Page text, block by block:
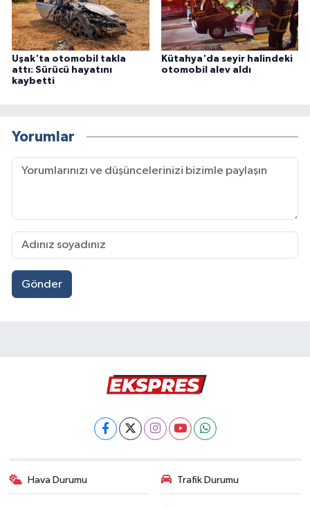
Uşak'ta otomobil takla
attı: Sürücü hayatını
kaybetti
Kütahya'da seyir halindeki
otomobil alev aldı
Yorumlar
Gönder
Hava Durumu Trafik Durumu